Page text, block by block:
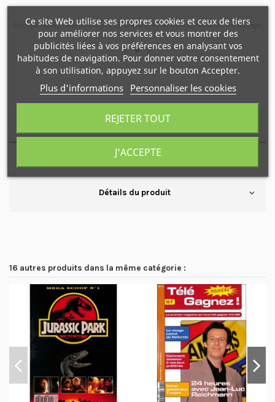
Récupération, détournement, référence, éclectisme, création, métissage
Description
Disponible également : N°2
Détails du produit
16 autres produits dans la même catégorie :
Ce site Web utilise ses propres cookies et ceux de tiers
pour améliorer nos services et vous montrer des
publicités liées à vos préférences en analysant vos
habitudes de navigation. Pour donner votre consentement
à son utilisation, appuyez sur le bouton Accepter.
Plus d'informations Personnaliser les cookies
REJETER TOUT
J'ACCEPTE